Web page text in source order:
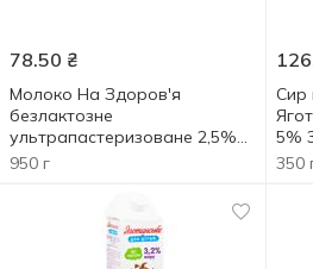
78.50 ₴
Молоко На Здоров'я
безлактозне
ультрапастеризоване 2,5%
950г
950 г
Сир
5%
350